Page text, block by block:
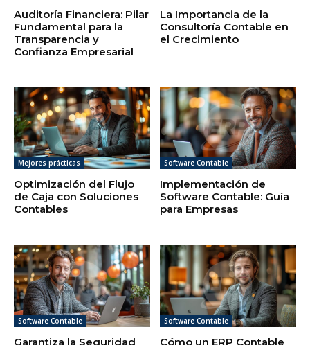
Auditoría Financiera: Pilar
Fundamental para la
Transparencia y
Confianza Empresarial
La Importancia de la
Consultoría Contable en
el Crecimiento
Mejores prácticas
Optimización del Flujo
de Caja con Soluciones
Contables
Software Contable
Implementación de
Software Contable: Guía
para Empresas
Software Contable
Garantiza la Seguridad
Software Contable
Cómo un ERP Contable